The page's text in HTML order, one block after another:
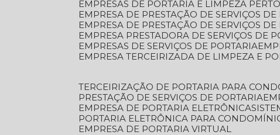
EMPRESAS DE PORTARIA E LIMPEZA
EMPRESA DE PRESTAÇÃO DE SERVIÇOS
EMPRESA DE PRESTAÇÃO DE SERVIÇOS
EMPRESA PRESTADORA DE SERVIÇOS DE
EMPRESAS DE SERVIÇOS DE PORTARIA
EMPRESA TERCEIRIZADA DE LIMPEZA E
TERCEIRIZAÇÃO DE PORTARIA PARA
PRESTAÇÃO DE SERVIÇOS DE PORTARIA
EMPRESA DE PORTARIA ELETRÔNICA
PORTARIA ELETRÔNICA PARA
EMPRESA DE PORTARIA VIRTUAL